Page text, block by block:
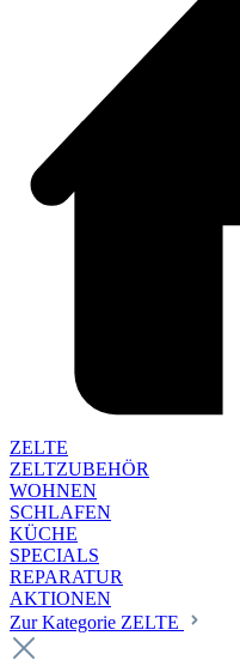
ZELTE
ZELTZUBEHÖR
WOHNEN
SCHLAFEN
KÜCHE
SPECIALS
REPARATUR
AKTIONEN
Zur Kategorie ZELTE